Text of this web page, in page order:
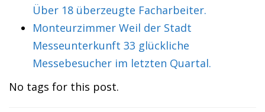
Über 18 überzeugte Facharbeiter.
Monteurzimmer Weil der Stadt
Messeunterkunft 33 glückliche
Messebesucher im letzten Quartal.
No tags for this post.